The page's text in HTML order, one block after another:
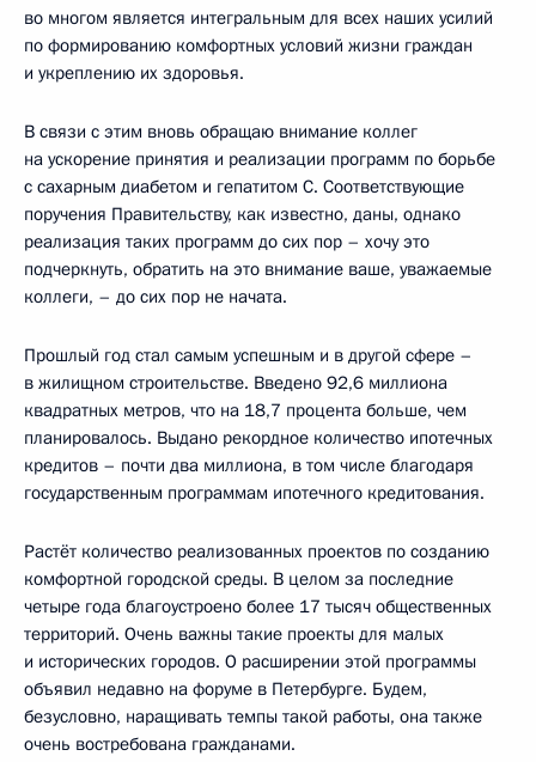
во многом является интегральным для всех наших усилий
по формированию комфортных условий жизни граждан
и укреплению их здоровья.
В связи с этим вновь обращаю внимание коллег
на ускорение принятия и реализации программ по борьбе
с сахарным диабетом и гепатитом C. Соответствующие
поручения Правительству, как известно, даны, однако
реализация таких программ до сих пор – хочу это
подчеркнуть, обратить на это внимание ваше, уважаемые
коллеги, – до сих пор не начата.
Прошлый год стал самым успешным и в другой сфере –
в жилищном строительстве. Введено 92,6 миллиона
квадратных метров, что на 18,7 процента больше, чем
планировалось. Выдано рекордное количество ипотечных
кредитов – почти два миллиона, в том числе благодаря
государственным программам ипотечного кредитования.
Растёт количество реализованных проектов по созданию
комфортной городской среды. В целом за последние
четыре года благоустроено более 17 тысяч общественных
территорий. Очень важны такие проекты для малых
и исторических городов. О расширении этой программы
объявил недавно на форуме в Петербурге. Будем,
безусловно, наращивать темпы такой работы, она также
очень востребована гражданами.